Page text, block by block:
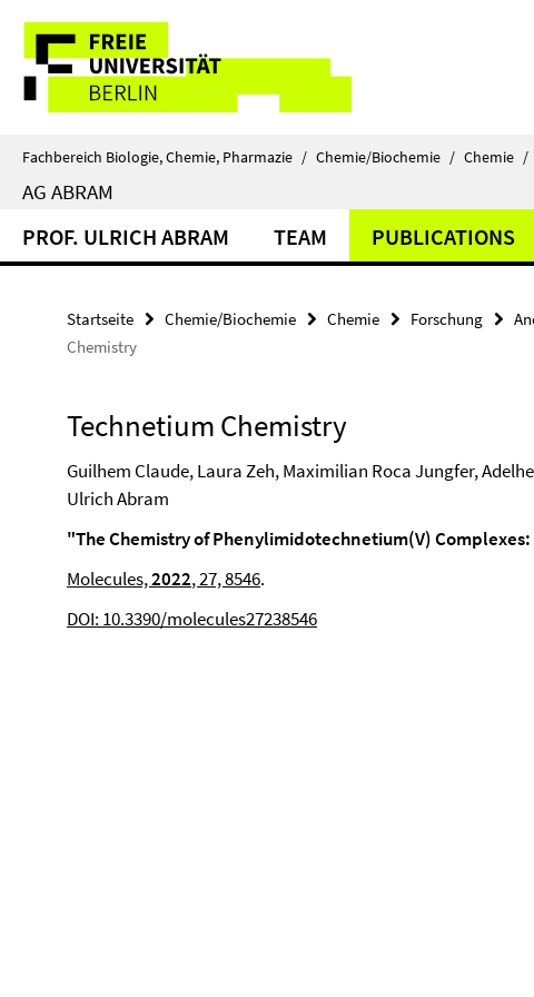
direkt
Inhalt
Service-
Navigation
Fachbereich Biologie, Chemie, Pharmazie / Chemie/Biochemie / Chemie /
AG ABRAM
PROF. ULRICH ABRAM TEAM PUBLICATIONS
Startseite Chemie/Biochemie Chemie Forschung
Chemistry
Technetium Chemistry
Guilhem Claude, Laura Zeh, Maximilian Roca Jungfer,
Ulrich Abram
"The Chemistry of Phenylimidotechnetium(V)
Molecules,2022, 27, 8546.
DOI: 10.3390/molecules27238546